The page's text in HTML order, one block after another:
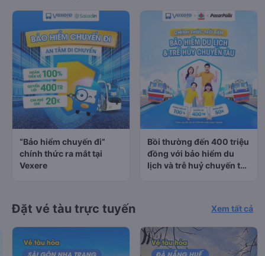
“Bảo hiểm chuyến đi”
chính thức ra mắt tại
Vexere
Bồi thường đến 400 triệu
đồng với bảo hiểm du
lịch và trễ huỷ chuyến tàu
Đặt vé tàu trực tuyến Xem tất cả